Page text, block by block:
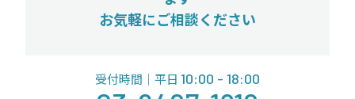
お気軽にご相談ください
受付時間｜平日 10:00 - 18:00